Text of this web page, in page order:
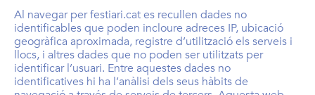
Al navegar per festiari.cat es recullen dades no
identificables que poden incloure adreces IP, ubicació
geogràfica aproximada, registre d’utilització els serveis i
llocs, i altres dades que no poden ser utilitzats per
identificar l’usuari. Entre aquestes dades no
identificatives hi ha l’anàlisi dels seus hàbits de